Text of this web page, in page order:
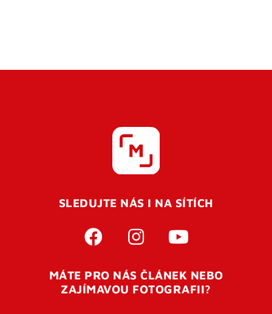
SLEDUJTE NÁS I NA SÍTÍCH
MÁTE PRO NÁS ČLÁNEK NEBO
ZAJÍMAVOU FOTOGRAFII?